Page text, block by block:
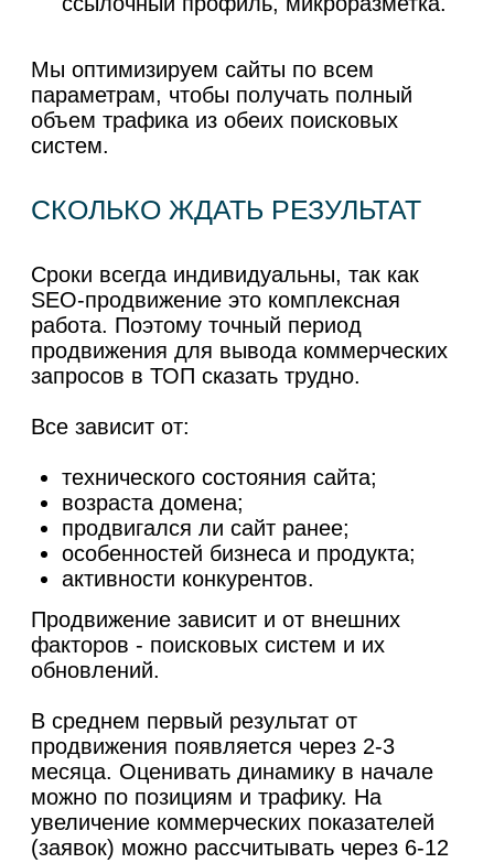
ЧАСТО ЗАДАВАЕМЫЕ
КАК ПОНЯТЬ, ЧТО САЙТУ
НУЖНО ПРОДВИЖЕНИЕ?
Если Ваш бизнес нуждается в стабильном
потоке заявок - SEO-продвижение может
стать решением. Мы предоставляем
обсудим перспективы, сроки достижения
результатов и ответим на Ваши вопросы.
ответ, мы проведем SEO-аудит. Вы
получите индивидуальную стратегию
продвижения с последовательным
планом работ.
НУЖНО ЛИ SEO, ЕСЛИ УЖЕ